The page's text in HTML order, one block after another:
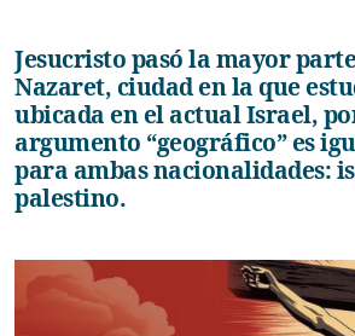
Jesucristo pasó la mayor parte de su vida en
Nazaret, ciudad en la que
ubicada en el actual Israel,
argumento “geográfico” es
para ambas nacionalidades:
palestino.